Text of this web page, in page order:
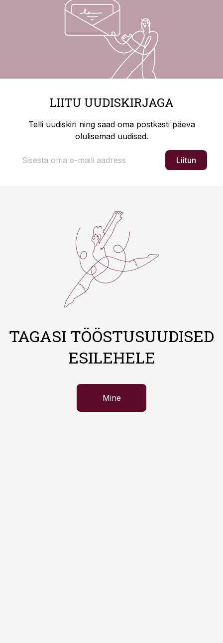
LIITU UUDISKIRJAGA
Telli uudiskiri ning saad oma postkasti päeva
olulisemad uudised.
Liitun
TAGASI TÖÖSTUSUUDISED
ESILEHELE
Mine